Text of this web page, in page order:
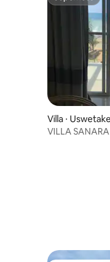
Superhôte
Villa ⋅
VILLA